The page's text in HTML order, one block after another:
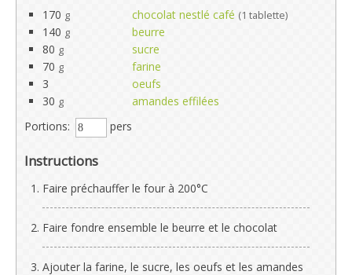
170 g chocolat nestlé café (1 tablette)
140 g
beurre
80 g
sucre
70 g
farine
3
oeufs
30 g
amandes effilées
Portions:
pers
Instructions
Faire préchauffer le four à 200°C
Faire fondre ensemble le beurre et le chocolat
Ajouter la farine, le sucre, les oeufs et les amandes